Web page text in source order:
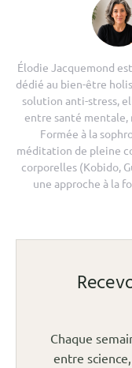
Élodie Jacquemond
dédié au bien-être
solution anti-stress,
entre santé mentale,
Formée à la
méditation de pleine
corporelles (Kobido,
une approche à la
Chaque
entre